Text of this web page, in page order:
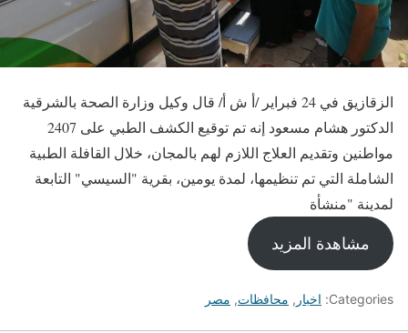
الزقازيق في 24 فبراير /أ ش أ/ قال وكيل وزارة الصحة بالشرقية
الدكتور هشام مسعود إنه تم توقيع الكشف الطبي على 2407
مواطنين وتقديم العلاج اللازم لهم بالمجان، خلال القافلة الطبية
الشاملة التي تم تنظيمها، لمدة يومين، بقرية "السيسي" التابعة
لمدينة "منشأة
مشاهدة المزيد
Categories: اخبار , محافظات, مصر